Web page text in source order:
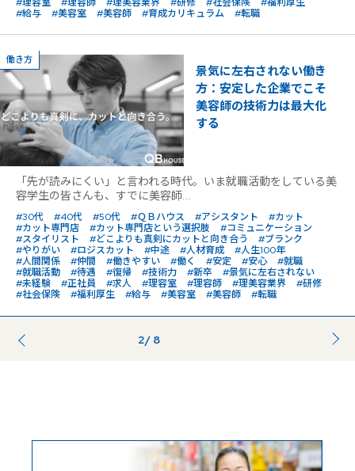
#給与
#美容室 #美容師 #育成カリキュラム #転職
働き方
景気に左右されない働き
方：安定した企業でこそ
美容師の技術力は最大化
する
「先が読みにくい」と言われる時代。いま就職活動をしている美
容学生の皆さんも、すでに美容師...
#30代 #40代 #50代 #ＱＢハウス #アシスタント
#カット
#カット専門店
#カット専門店という選択肢
#コミュニケーション
#スタイリスト
#どこよりも真剣にカットと向き合う
#ブランク
#やりがい
#ロジスカット #中途 #人材育成
#人生100年
#人間関係
#仲間 #働きやすい #働く #安定 #安心
#就職
#就職活動
#待遇 #復帰 #技術力 #新卒
#景気に左右されない
#未経験
#正社員 #求人 #理容室 #理容師 #理美容業界
#研修
#社会保険
#福利厚生 #給与 #美容室 #美容師 #転職
前のページ
2/ 8